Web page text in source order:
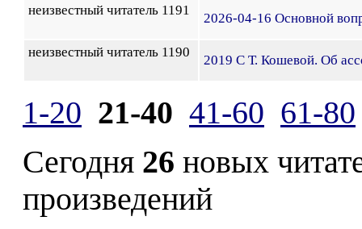
неизвестный читатель 1191
2026-04-16 Основной
неизвестный читатель 1190
2019 С Т. Кошевой. Об
1-20 21-40 41-60 61-80
Сегодня 26 новых
произведений